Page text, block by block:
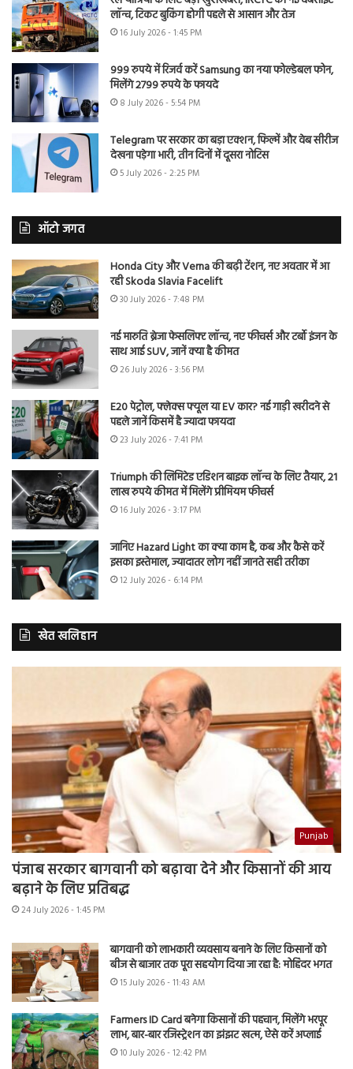
लॉन्च, टिकट बुकिंग होगी पहले से आसान और तेज
16 July 2026 - 1:45 PM
999 रुपये में रिजर्व करें Samsung का नया फोल्डेबल फोन,
मिलेंगे 2799 रुपये के फायदे
8 July 2026 - 5:54 PM
Telegram पर सरकार का बड़ा एक्शन, फिल्में और वेब सीरीज
देखना पड़ेगा भारी, तीन दिनों में दूसरा नोटिस
5 July 2026 - 2:25 PM
ऑटो जगत
Honda City और Verna की बढ़ी टेंशन, नए अवतार में आ
रही Skoda Slavia Facelift
30 July 2026 - 7:48 PM
नई मारुति ब्रेजा फेसलिफ्ट लॉन्च, नए फीचर्स और टर्बो इंजन के
साथ आई SUV, जानें क्या है कीमत
26 July 2026 - 3:56 PM
E20 पेट्रोल, फ्लेक्स फ्यूल या EV कार? नई गाड़ी खरीदने से
पहले जानें किसमें है ज्यादा फायदा
23 July 2026 - 7:41 PM
Triumph की लिमिटेड एडिशन बाइक लॉन्च के लिए तैयार, 21
लाख रुपये कीमत में मिलेंगे प्रीमियम फीचर्स
16 July 2026 - 3:17 PM
जानिए Hazard Light का क्या काम है, कब और कैसे करें
इसका इस्तेमाल, ज्यादातर लोग नहीं जानते सही तरीका
12 July 2026 - 6:14 PM
खेत खलिहान
Punjab
पंजाब सरकार बागवानी को बढ़ावा देने और किसानों की आय
बढ़ाने के लिए प्रतिबद्ध
24 July 2026 - 1:45 PM
बागवानी को लाभकारी व्यवसाय बनाने के लिए किसानों को
बीज से बाजार तक पूरा सहयोग दिया जा रहा है: मोहिंदर भगत
15 July 2026 - 11:43 AM
Farmers ID Card बनेगा किसानों की पहचान, मिलेंगे भरपूर
लाभ, बार-बार रजिस्ट्रेशन का झंझट खत्म, ऐसे करें अप्लाई
10 July 2026 - 12:42 PM